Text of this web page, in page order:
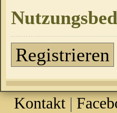
Registrieren
Kontakt |